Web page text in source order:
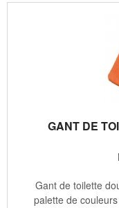
GANT DE
Gant de toilette
palette de